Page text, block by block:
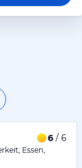
6 / 6
Essen,